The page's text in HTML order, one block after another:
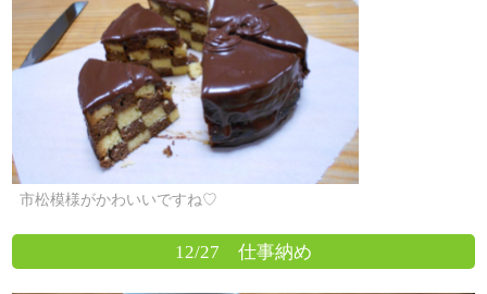
市松模様がかわいいですね♡
12/27 仕事納め